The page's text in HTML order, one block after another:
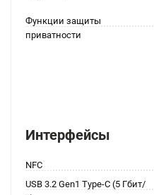
Функции защиты
приватности
Интерфейсы
NFC
USB 3.2 Gen1 Type-C (5 Гбит/